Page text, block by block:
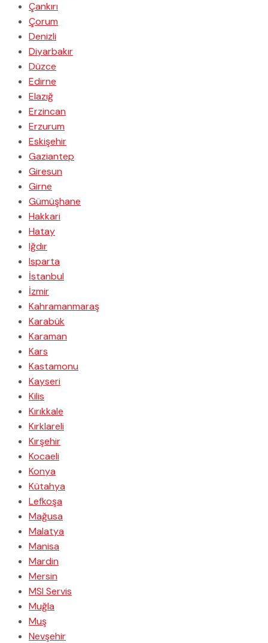
Çankırı
Çorum
Denizli
Diyarbakır
Düzce
Edirne
Elazığ
Erzincan
Erzurum
Eskişehir
Gaziantep
Giresun
Girne
Gümüşhane
Hakkari
Hatay
Iğdır
Isparta
İstanbul
İzmir
Kahramanmaraş
Karabük
Karaman
Kars
Kastamonu
Kayseri
Kilis
Kırıkkale
Kırklareli
Kırşehir
Kocaeli
Konya
Kütahya
Lefkoşa
Mağusa
Malatya
Manisa
Mardin
Mersin
MSI Servis
Muğla
Muş
Nevşehir